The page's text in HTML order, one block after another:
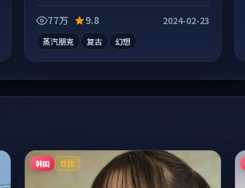
77万
9.8 2024-02-23
蒸汽朋克 复古 幻想
韩国 杜比